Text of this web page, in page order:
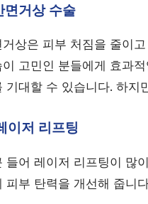
면거상 수술
거상은 피부 처짐을 줄이
이 고민인 분들에게 효과
기대할 수 있습니다. 하지
이저 리프팅
들어 레이저 리프팅이 많
피부 탄력을 개선해 줍니